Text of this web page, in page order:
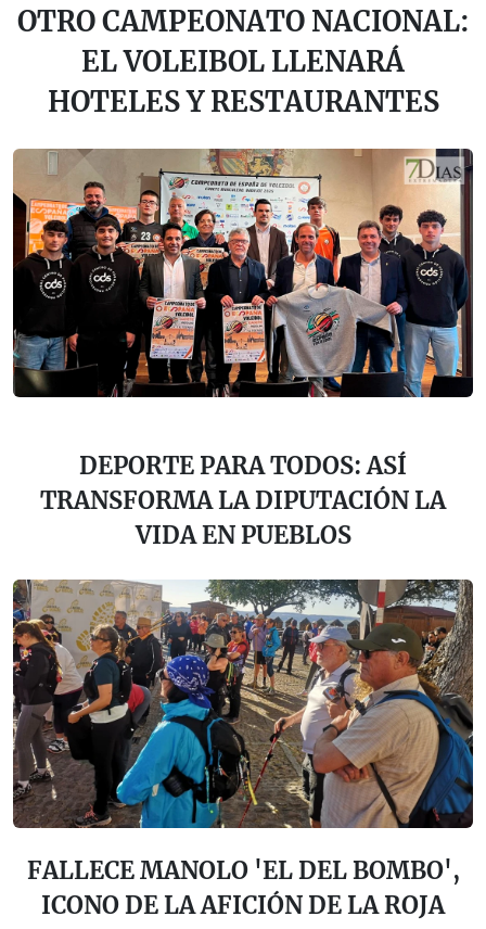
OTRO CAMPEONATO NACIONAL:
EL VOLEIBOL LLENARÁ
HOTELES Y RESTAURANTES
DEPORTE PARA TODOS: ASÍ
TRANSFORMA LA DIPUTACIÓN LA
VIDA EN PUEBLOS
FALLECE MANOLO 'EL DEL BOMBO',
ICONO DE LA AFICIÓN DE LA ROJA